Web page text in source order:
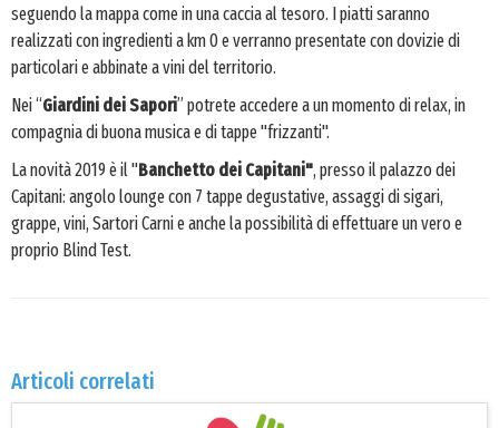
seguendo la mappa come in una caccia al tesoro. I piatti saranno
realizzati con ingredienti a km 0 e verranno presentate con dovizie di
particolari e abbinate a vini del territorio.
Nei “Giardini dei Sapori” potrete accedere a un momento di relax, in
compagnia di buona musica e di tappe "frizzanti".
La novità 2019 è il "Banchetto dei Capitani", presso il palazzo dei
Capitani: angolo lounge con 7 tappe degustative, assaggi di sigari,
grappe, vini, Sartori Carni e anche la possibilità di effettuare un vero e
proprio Blind Test.
Articoli correlati